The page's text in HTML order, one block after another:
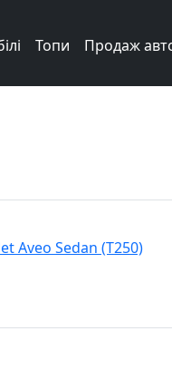
Топи Продаж
Aveo Sedan (T250)